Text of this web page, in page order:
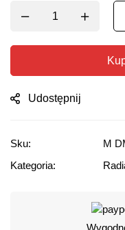
Udostępnij
Sku:
M
Kategoria: